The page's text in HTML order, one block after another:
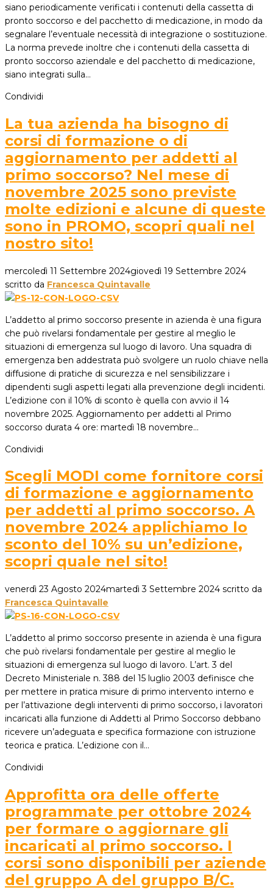
siano periodicamente verificati i contenuti della cassetta di
pronto soccorso e del pacchetto di medicazione, in modo da
segnalare l’eventuale necessità di integrazione o sostituzione.
La norma prevede inoltre che i contenuti della cassetta di
pronto soccorso aziendale e del pacchetto di medicazione,
siano integrati sulla…
Condividi
La tua azienda ha bisogno di
corsi di formazione o di
aggiornamento per addetti al
primo soccorso? Nel mese di
novembre 2025 sono previste
molte edizioni e alcune di queste
sono in PROMO, scopri quali nel
nostro sito!
mercoledì 11 Settembre 2024giovedì 19 Settembre 2024
scritto da Francesca Quintavalle
L’addetto al primo soccorso presente in azienda è una figura
che può rivelarsi fondamentale per gestire al meglio le
situazioni di emergenza sul luogo di lavoro. Una squadra di
emergenza ben addestrata può svolgere un ruolo chiave nella
diffusione di pratiche di sicurezza e nel sensibilizzare i
dipendenti sugli aspetti legati alla prevenzione degli incidenti.
L’edizione con il 10% di sconto è quella con avvio il 14
novembre 2025. Aggiornamento per addetti al Primo
soccorso durata 4 ore: martedì 18 novembre…
Condividi
Scegli MODI come fornitore corsi
di formazione e aggiornamento
per addetti al primo soccorso. A
novembre 2024 applichiamo lo
sconto del 10% su un’edizione,
scopri quale nel sito!
venerdì 23 Agosto 2024martedì 3 Settembre 2024 scritto da
Francesca Quintavalle
L’addetto al primo soccorso presente in azienda è una figura
che può rivelarsi fondamentale per gestire al meglio le
situazioni di emergenza sul luogo di lavoro. L’art. 3 del
Decreto Ministeriale n. 388 del 15 luglio 2003 definisce che
per mettere in pratica misure di primo intervento interno e
per l’attivazione degli interventi di primo soccorso, i lavoratori
incaricati alla funzione di Addetti al Primo Soccorso debbano
ricevere un’adeguata e specifica formazione con istruzione
teorica e pratica. L’edizione con il…
Condividi
Approfitta ora delle offerte
programmate per ottobre 2024
per formare o aggiornare gli
incaricati al primo soccorso. I
corsi sono disponibili per aziende
del gruppo A del gruppo B/C.